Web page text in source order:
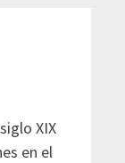
XIX
en el